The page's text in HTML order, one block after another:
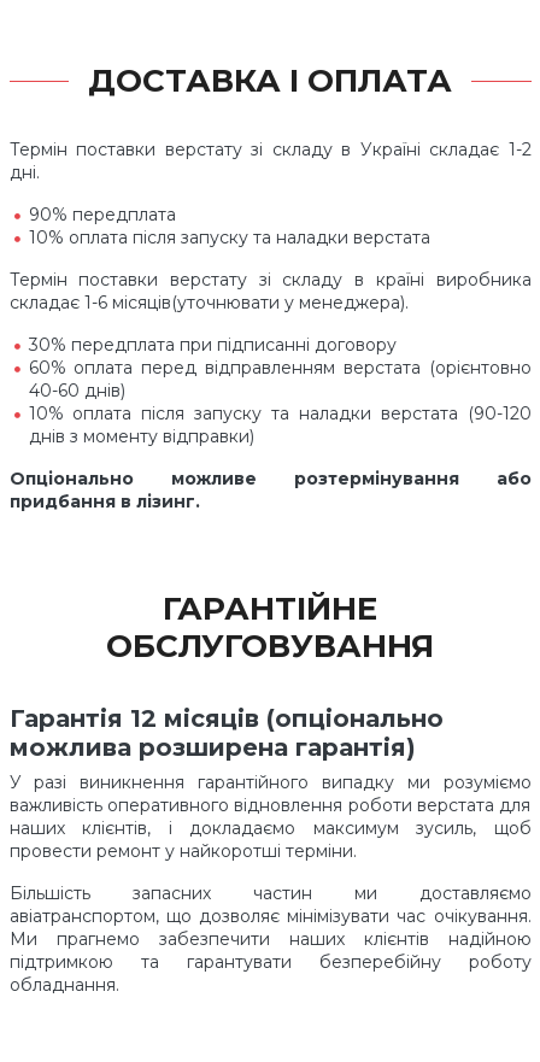
ДОСТАВКА І ОПЛАТА
Термін поставки верстату зі складу в Україні складає 1-2
дні.
90% передплата
10% оплата після запуску та наладки верстата
Термін поставки верстату зі складу в країні виробника
складає 1-6 місяців(уточнювати у менеджера).
30% передплата при підписанні договору
60% оплата перед відправленням верстата (орієнтовно
40-60 днів)
10% оплата після запуску та наладки верстата (90-120
днів з моменту відправки)
Опціонально можливе розтермінування або
придбання в лізинг.
ГАРАНТІЙНЕ
ОБСЛУГОВУВАННЯ
Гарантія 12 місяців (опціонально
можлива розширена гарантія)
У разі виникнення гарантійного випадку ми розуміємо
важливість оперативного відновлення роботи верстата для
наших клієнтів, і докладаємо максимум зусиль, щоб
провести ремонт у найкоротші терміни.
Більшість запасних частин ми доставляємо
авіатранспортом, що дозволяє мінімізувати час очікування.
Ми прагнемо забезпечити наших клієнтів надійною
підтримкою та гарантувати безперебійну роботу
обладнання.